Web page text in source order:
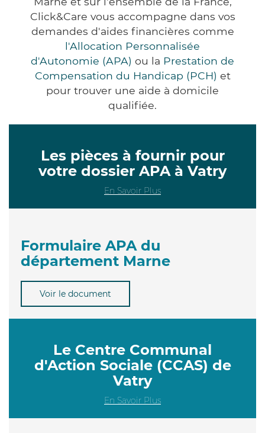
Click&Care vous accompagne dans vos
demandes d'aides financières comme
l'Allocation Personnalisée
d'Autonomie (APA) ou la Prestation de
Compensation du Handicap (PCH) et
pour trouver une aide à domicile
qualifiée.
Les pièces à fournir pour
votre dossier APA à Vatry
En Savoir Plus
Formulaire APA du
département Marne
Voir le document
Le Centre Communal
d'Action Sociale (CCAS) de
Vatry
En Savoir Plus